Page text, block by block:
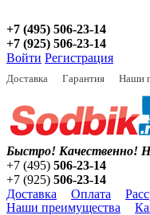
+7 (495) 506-23-14
+7 (925) 506-23-14
Войти Регистрация
Доставка Гарантия Наши
Быстро! Качественно!
+7 (495) 506-23-14
+7 (925) 506-23-14
Доставка
Оплата
Наши преимущества